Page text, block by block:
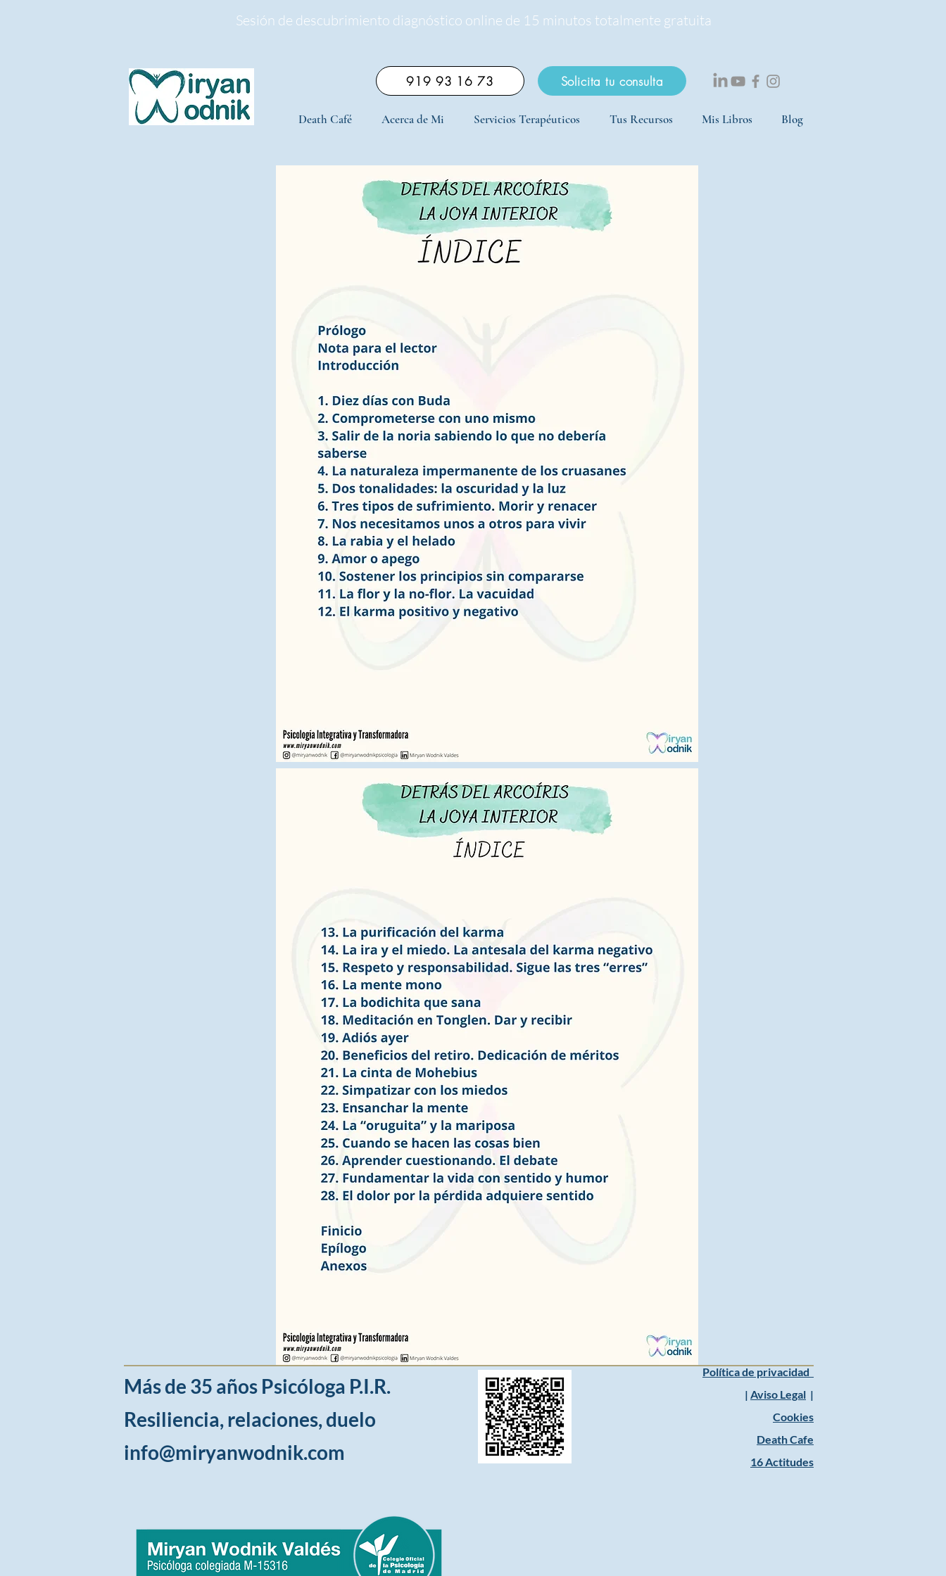
Sesión de descubrimiento diagnóstico online de 15 minutos totalmente gratuita
919 93 16 73 Solicita tu consulta
Death Café Acerca de Mi Servicios Terapéuticos Tus Recursos Mis Libros Blog
Más de 35 años Psicóloga P.I.R.
Resiliencia, relaciones, duelo
info@miryanwodnik.com
Política de privacidad
| Aviso Legal |
Cookies
Death Cafe
16 Actitudes